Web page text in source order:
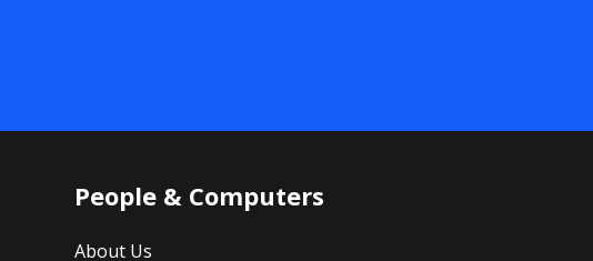
People & Computers
About Us